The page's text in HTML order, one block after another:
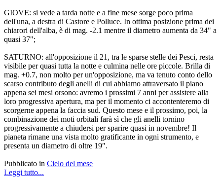
GIOVE: si vede a tarda notte e a fine mese sorge poco prima
dell'una, a destra di Castore e Polluce. In ottima posizione prima dei
chiarori dell'alba, è di mag. -2.1 mentre il diametro aumenta da 34" a
quasi 37";
SATURNO: all'opposizione il 21, tra le sparse stelle dei Pesci, resta
visibile per quasi tutta la notte e culmina nelle ore piccole. Brilla di
mag. +0.7, non molto per un'opposizione, ma va tenuto conto dello
scarso contributo degli anelli di cui abbiamo attraversato il piano
appena sei mesi orsono: avremo i prossimi 7 anni per assistere alla
loro progressiva apertura, ma per il momento ci accontenteremo di
scorgerne appena la faccia sud. Questo mese e il prossimo, poi, la
combinazione dei moti orbitali farà sì che gli anelli tornino
progressivamente a chiudersi per sparire quasi in novembre! Il
pianeta rimane una vista molto gratificante in ogni strumento, e
presenta un diametro di oltre 19".
Pubblicato in Cielo del mese
Leggi tutto...